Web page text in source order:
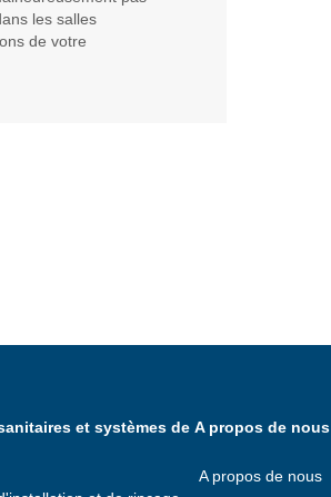
les salles
de votre
et systèmes de A propos de nous
A propos de nous